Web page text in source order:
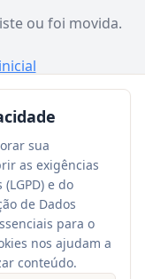
sua
as exigências
e do
de Dados
para o
nos ajudam a
conteúdo.
ou foi movida.